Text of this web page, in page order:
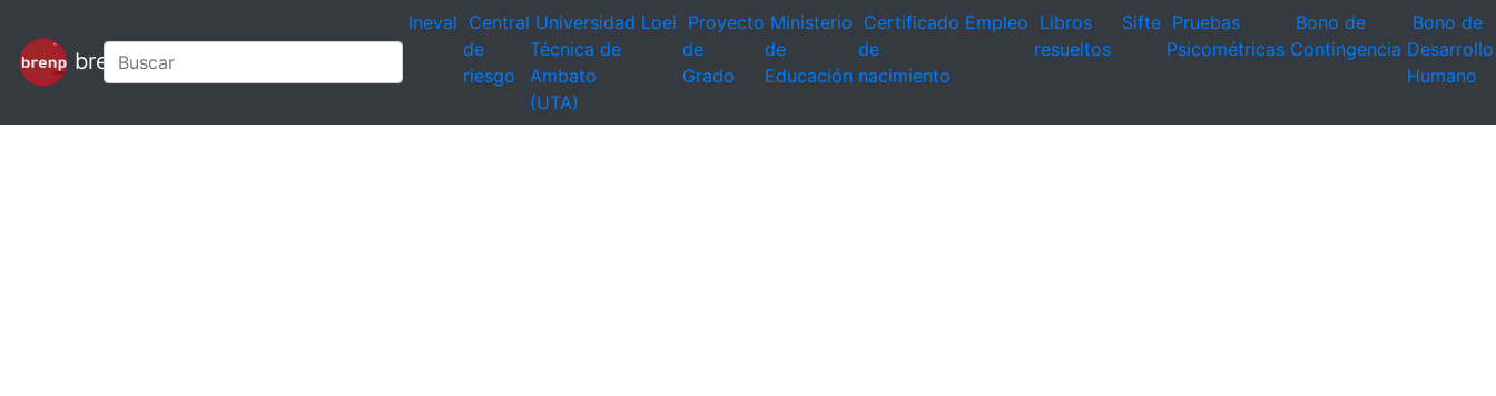
brenp
Ineval Central
de
riesgo
Universidad
Técnica de
Ambato
(UTA)
Loei Proyecto
de
Grado
Ministerio
de
Educación
Certificado
de
nacimiento
Empleo Libros
resueltos
Sifte Pruebas
Psicométricas
Bono de
Contingencia
Bono de
Desarrollo
Humano